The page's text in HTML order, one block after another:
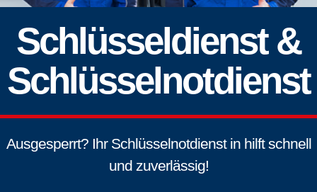
Schlüsseldienst &
Schlüsselnotdienst
Ausgesperrt? Ihr Schlüsselnotdienst in hilft schnell
und zuverlässig!